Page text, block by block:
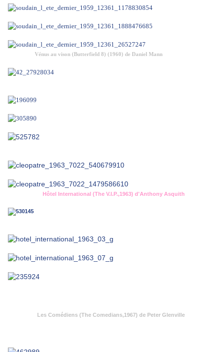
Vénus au vison (Butterfield 8) (1960) de Daniel Mann
Hôtel International (The V.I.P.,1963) d'Anthony Asquith
Les Comédiens (The Comedians,1967) de Peter Glenville